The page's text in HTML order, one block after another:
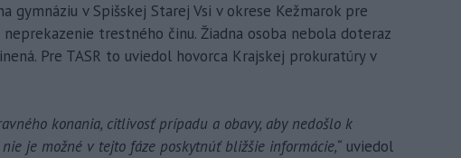
gymnáziu v Spišskej Starej Vsi v okrese Kežmarok pre
trestného činu. Žiadna osoba nebola doteraz
Pre TASR to uviedol hovorca Krajskej prokuratúry v
konania, citlivosť prípadu a obavy, aby nedošlo k
je možné v tejto fáze poskytnúť bližšie informácie,“ uviedol